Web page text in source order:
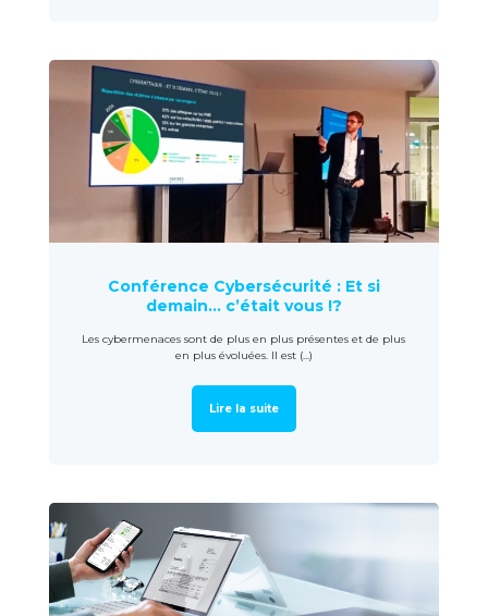
Conférence Cybersécurité : Et si
demain… c’était vous !?
Les cybermenaces sont de plus en plus présentes et de plus
en plus évoluées. Il est (...)
Lire la suite